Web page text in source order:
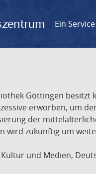
Ein
Göttingen
erworben, um
der
wird zukünftig um
und Medien,